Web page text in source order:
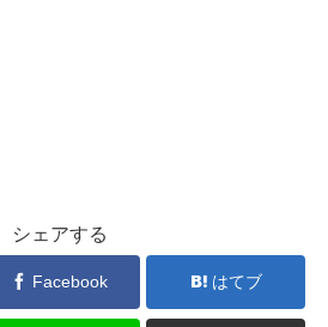
シェアする
Facebook はてブ